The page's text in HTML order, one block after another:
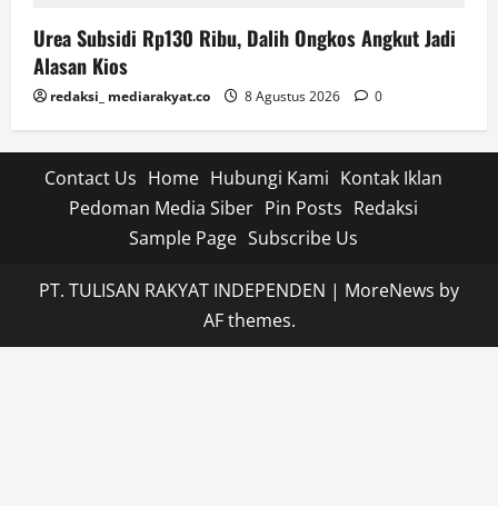
Urea Subsidi Rp130 Ribu, Dalih Ongkos Angkut Jadi
Alasan Kios
redaksi_ mediarakyat.co 8 Agustus 2026 0
Contact Us Home Hubungi Kami Kontak Iklan
Pedoman Media Siber Pin Posts Redaksi
Sample Page Subscribe Us
PT. TULISAN RAKYAT INDEPENDEN | MoreNews by
AF themes.